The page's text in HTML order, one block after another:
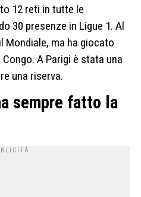
12 reti in tutte le
30 presenze in Ligue 1. Al
Mondiale, ma ha giocato
A Parigi è stata una
una riserva.
sempre fatto la